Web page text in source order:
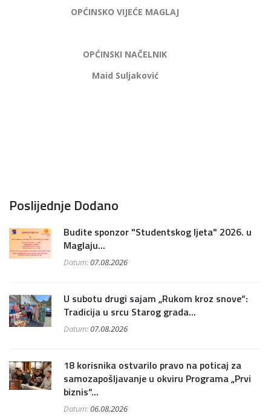
OPĆINSKO VIJEĆE MAGLAJ
OPĆINSKI NAČELNIK
Maid Suljaković
Poslijednje Dodano
Budite sponzor "Studentskog ljeta" 2026. u
Maglaju...
Datum:07.08.2026
U subotu drugi sajam „Rukom kroz snove“:
Tradicija u srcu Starog grada...
Datum:07.08.2026
18 korisnika ostvarilo pravo na poticaj za
samozapošljavanje u okviru Programa „Prvi
biznis“...
Datum:06.08.2026